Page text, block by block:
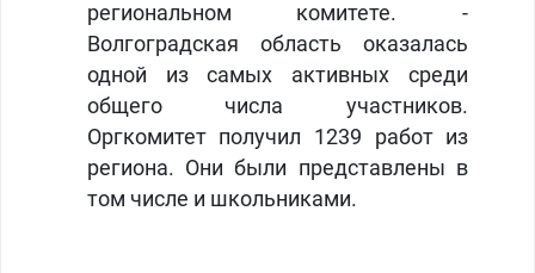
региональном комитете. -
Волгоградская область оказалась
одной из самых активных среди
общего числа участников.
Оргкомитет получил 1239 работ из
региона. Они были представлены в
том числе и школьниками.